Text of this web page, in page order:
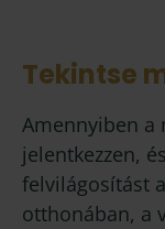
Tekintse
Amennyiben a
jelentkezzen,
felvilágosítást
otthonában, a